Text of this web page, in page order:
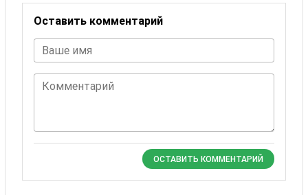
Оставить комментарий
Ваше имя
Комментарий
ОСТАВИТЬ КОММЕНТАРИЙ